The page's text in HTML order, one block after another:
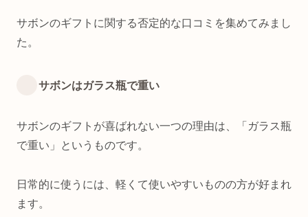
サボンのギフトに関する否定的な口コミを集めてみまし
た。
サボンはガラス瓶で重い
サボンのギフトが喜ばれない一つの理由は、「ガラス瓶
で重い」というものです。
日常的に使うには、軽くて使いやすいものの方が好まれ
ます。